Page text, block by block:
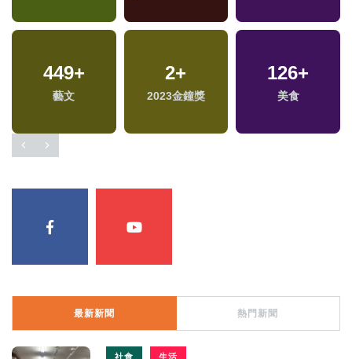
449+
藝文
2+
2023金鐘獎
126+
美食
最新新聞 熱門新聞
社會 生活